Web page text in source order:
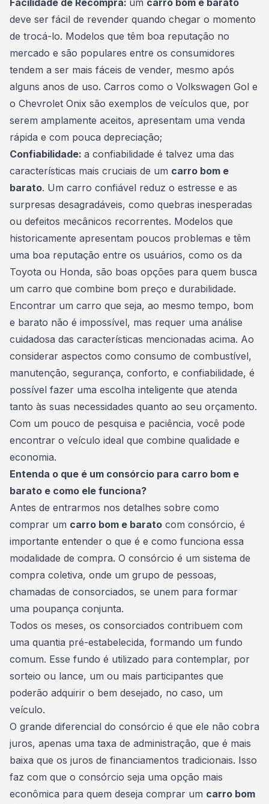
Facilidade de Recompra: um carro bom e barato
deve ser fácil de revender quando chegar o momento
de trocá-lo. Modelos que têm boa reputação no
mercado e são populares entre os consumidores
tendem a ser mais fáceis de vender, mesmo após
alguns anos de uso. Carros como o Volkswagen Gol e
o Chevrolet Onix são exemplos de veículos que, por
serem amplamente aceitos, apresentam uma venda
rápida e com pouca depreciação;
Confiabilidade: a confiabilidade é talvez uma das
características mais cruciais de um carro bom e
barato. Um carro confiável reduz o estresse e as
surpresas desagradáveis, como quebras inesperadas
ou defeitos mecânicos recorrentes. Modelos que
historicamente apresentam poucos problemas e têm
uma boa reputação entre os usuários, como os da
Toyota ou Honda, são boas opções para quem busca
um carro que combine bom preço e durabilidade.
Encontrar um carro que seja, ao mesmo tempo, bom
e barato não é impossível, mas requer uma análise
cuidadosa das características mencionadas acima. Ao
considerar aspectos como consumo de combustível,
manutenção, segurança, conforto, e confiabilidade, é
possível fazer uma escolha inteligente que atenda
tanto às suas necessidades quanto ao seu orçamento.
Com um pouco de pesquisa e paciência, você pode
encontrar o veículo ideal que combine qualidade e
economia.
Entenda o que é um consórcio para carro bom e
barato e como ele funciona?
Antes de entrarmos nos detalhes sobre como
comprar um carro bom e barato com consórcio, é
importante entender o que é e como funciona essa
modalidade de compra. O consórcio é um sistema de
compra coletiva, onde um grupo de pessoas,
chamadas de consorciados, se unem para formar
uma poupança conjunta.
Todos os meses, os consorciados contribuem com
uma quantia pré-estabelecida, formando um fundo
comum. Esse fundo é utilizado para contemplar, por
sorteio ou lance, um ou mais participantes que
poderão adquirir o bem desejado, no caso, um
veículo.
O grande diferencial do consórcio é que ele não cobra
juros, apenas uma taxa de administração, que é mais
baixa que os juros de financiamentos tradicionais. Isso
faz com que o consórcio seja uma opção mais
econômica para quem deseja comprar um carro bom